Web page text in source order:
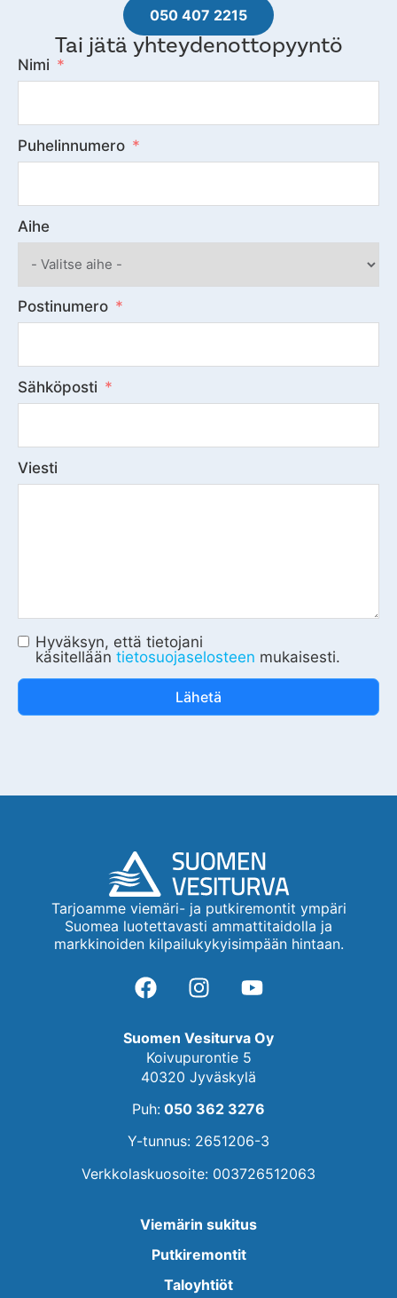
050 407 2215
Tai jätä yhteydenottopyyntö
Nimi
Puhelinnumero
Aihe
Postinumero
Sähköposti
Viesti
Hyväksyn, että tietojani
käsitellään tietosuojaselosteen mukaisesti.
Lähetä
Tarjoamme viemäri- ja putkiremontit ympäri
Suomea luotettavasti ammattitaidolla ja
markkinoiden kilpailukykyisimpään hintaan.
Suomen Vesiturva Oy
Koivupurontie 5
40320 Jyväskylä
Puh: 050 362 3276
Y-tunnus: 2651206-3
Verkkolaskuosoite: 003726512063
Viemärin sukitus
Putkiremontit
Taloyhtiöt